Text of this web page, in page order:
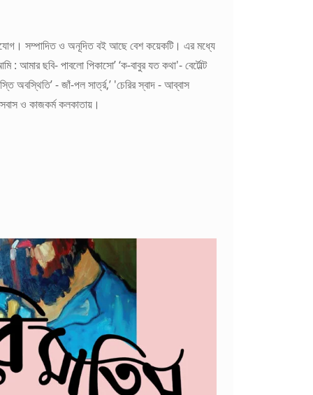
সম্পাদিত ও অনূদিত বই আছে বেশ কয়েকটি। এর মধ্যে
: আমার ছবি- পাবলো পিকাসো’ ‘ক-বাবুর যত কথা'- বের্টোল্ট
অবস্থিতি’ - জাঁ-পল সার্ত্র,’ 'চেরির স্বাদ - আব্বাস
ও কাজকর্ম কলকাতায়।